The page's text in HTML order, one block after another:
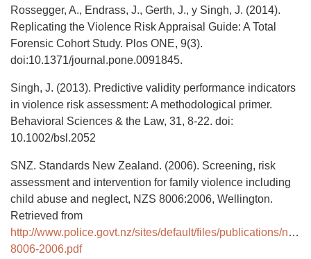
Rossegger, A., Endrass, J., Gerth, J., y Singh, J. (2014).
Replicating the Violence Risk Appraisal Guide: A Total
Forensic Cohort Study. Plos ONE, 9(3).
doi:10.1371/journal.pone.0091845.
Singh, J. (2013). Predictive validity performance indicators
in violence risk assessment: A methodological primer.
Behavioral Sciences & the Law, 31, 8-22. doi:
10.1002/bsl.2052
SNZ. Standards New Zealand. (2006). Screening, risk
assessment and intervention for family violence including
child abuse and neglect, NZS 8006:2006, Wellington.
Retrieved from
http://www.police.govt.nz/sites/default/files/publications/nzs-
8006-2006.pdf